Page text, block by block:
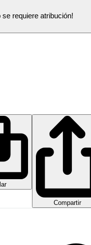
se requiere atribución!
Compartir